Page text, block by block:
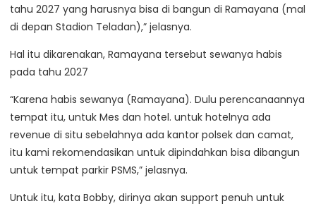
tahu 2027 yang harusnya bisa di bangun di Ramayana (mal
di depan Stadion Teladan),” jelasnya.
Hal itu dikarenakan, Ramayana tersebut sewanya habis
pada tahu 2027
“Karena habis sewanya (Ramayana). Dulu perencanaannya
tempat itu, untuk Mes dan hotel. untuk hotelnya ada
revenue di situ sebelahnya ada kantor polsek dan camat,
itu kami rekomendasikan untuk dipindahkan bisa dibangun
untuk tempat parkir PSMS,” jelasnya.
Untuk itu, kata Bobby, dirinya akan support penuh untuk